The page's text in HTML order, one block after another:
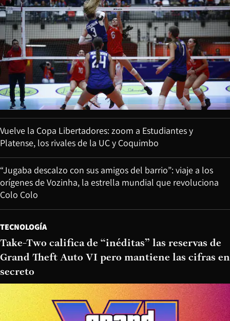
Vuelve la Copa Libertadores: zoom a Estudiantes y
Platense, los rivales de la UC y Coquimbo
“Jugaba descalzo con sus amigos del barrio”: viaje a los
orígenes de Vozinha, la estrella mundial que revoluciona
Colo Colo
TECNOLOGÍA
Take-Two califica de “inéditas” las reservas de
Grand Theft Auto VI pero mantiene las cifras en
secreto